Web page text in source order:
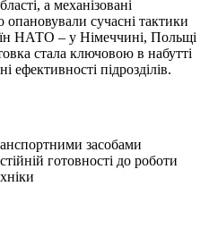
а механізовані
сучасні тактики
НАТО – у Німеччині, Польщі
стала ключовою в набутті
ефективності підрозділів.
засобами
готовності до роботи